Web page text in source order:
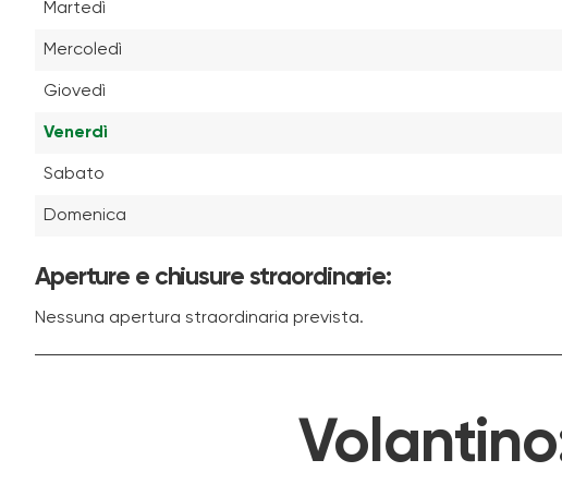
Martedì
Mercoledì
Giovedì
Venerdì
Sabato
Domenica
Aperture e chiusure straordinarie:
Nessuna apertura straordinaria prevista.